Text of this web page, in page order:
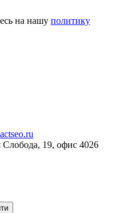
на нашу политику
19, офис 4026